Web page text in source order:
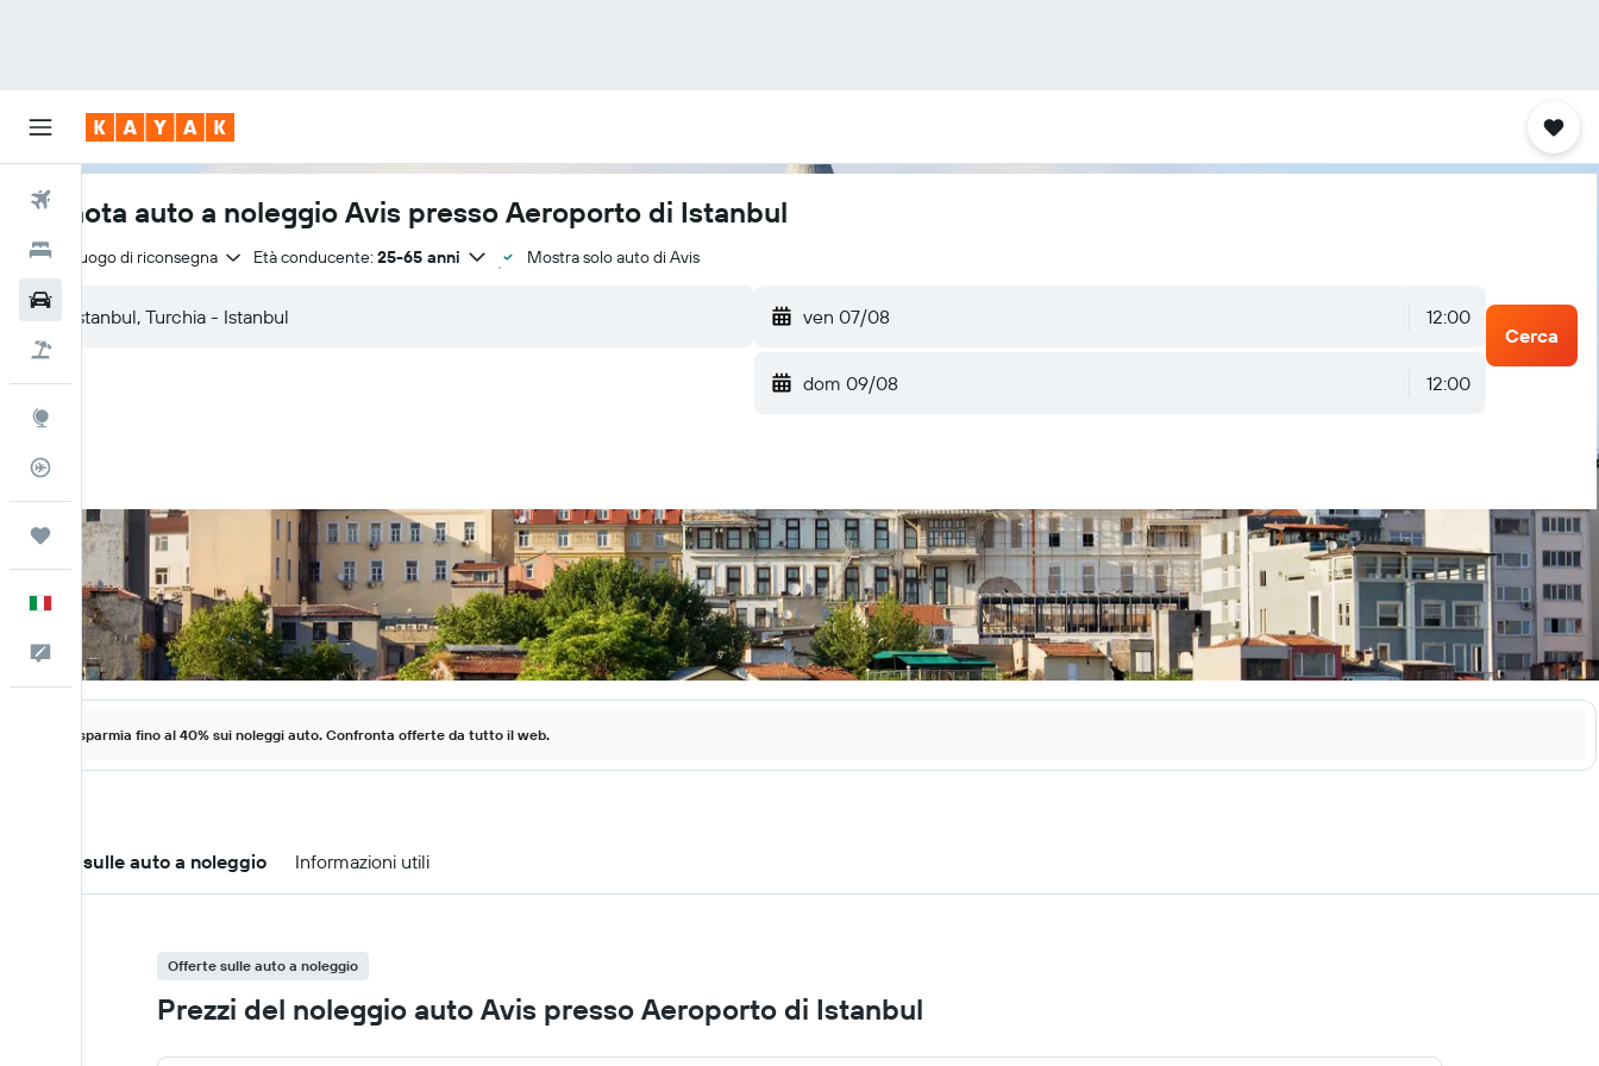
Voli
Hotel
Trips
Italiano
Commenti
Prenota auto a noleggio Avis presso Aeroporto di Istanbul
Stesso luogo di riconsegna Età conducente: 25-65 anni Mostra solo auto di Avis
ven 07/08 12:00
dom 09/08 12:00
Cerca
Risparmia fino al 40% sui noleggi auto. Confronta offerte da tutto il web.
Offerte sulle auto a noleggio Informazioni utili
Offerte sulle auto a noleggio
Prezzi del noleggio auto Avis presso Aeroporto di Istanbul